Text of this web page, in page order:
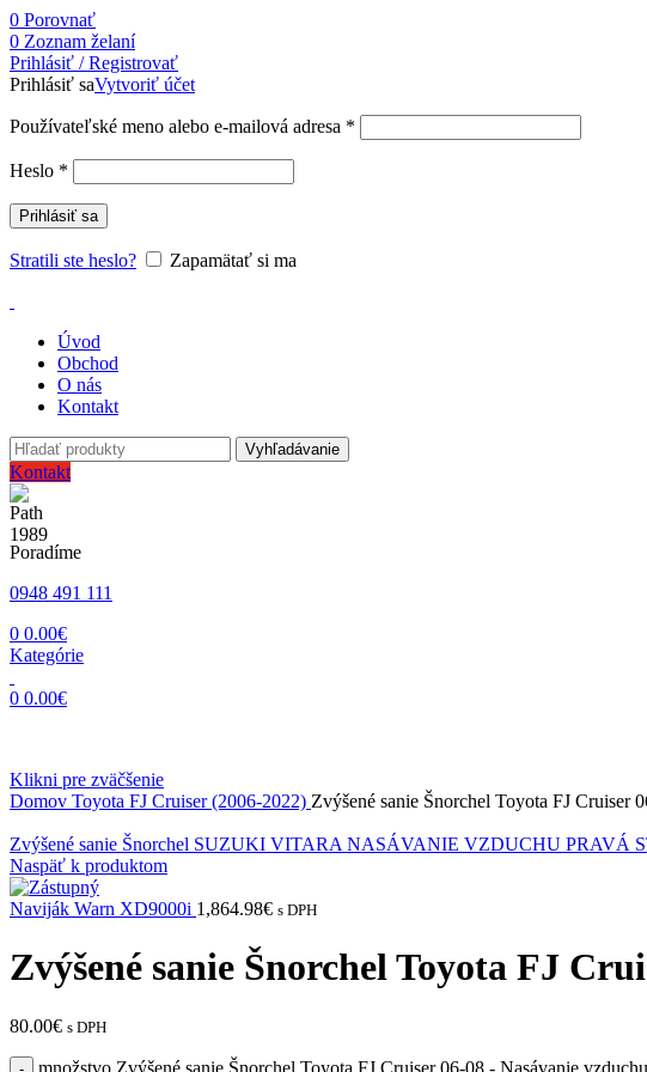
0 Porovnať
0 Zoznam želaní
Prihlásiť / Registrovať
Prihlásiť saVytvoriť účet
Používateľské meno alebo e-mailová adresa *
Heslo *
Prihlásiť sa
Stratili ste heslo? Zapamätať si ma
Úvod
Obchod
O nás
Kontakt
Vyhľadávanie
Kontakt
Poradíme
0948 491 111
0 0.00€
Kategórie
0 0.00€
Klikni pre zväčšenie
Domov Toyota FJ Cruiser (2006-2022) Zvýšené sanie Šnorchel Toyota FJ Cruiser
Zvýšené sanie Šnorchel SUZUKI VITARA NASÁVANIE VZDUCHU PRAVÁ
Naspäť k produktom
Naviják Warn XD9000i 1,864.98€ s DPH
Zvýšené sanie Šnorchel Toyota FJ
80.00€ s DPH
množstvo Zvýšené sanie Šnorchel Toyota FJ Cruiser 06-08 - Nasávanie vzduchu